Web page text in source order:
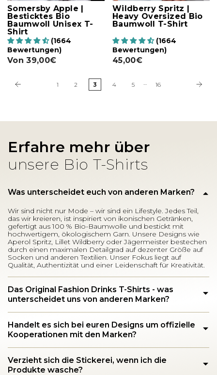
Somersby Apple |
Besticktes Bio
Baumwoll Unisex T-
Shirt
(1664
Bewertungen)
Von 39,00€
Wildberry Spritz |
Heavy Oversized Bio
Baumwoll T-Shirt
(1664
Bewertungen)
45,00€
1 2 3 4 5 16
Erfahre mehr über
unsere Bio T-Shirts
Was unterscheidet euch von anderen Marken?
Wir sind nicht nur Mode – wir sind ein Lifestyle. Jedes Teil,
das wir kreieren, ist inspiriert von ikonischen Getränken,
gefertigt aus 100 % Bio-Baumwolle und bestickt mit
hochwertigem, ökologischem Garn. Unsere Designs wie
Aperol Spritz, Lillet Wildberry oder Jägermeister bestechen
durch einen maximalen Detailgrad auf dezenter Größe auf
Socken und anderen Textilien. Unser Fokus liegt auf
Qualität, Authentizität und einer Leidenschaft für Kreativität.
Das Original Fashion Drinks T-Shirts - was
unterscheidet uns von anderen Marken?
Handelt es sich bei euren Designs um offizielle
Kooperationen mit den Marken?
Verzieht sich die Stickerei, wenn ich die
Produkte wasche?